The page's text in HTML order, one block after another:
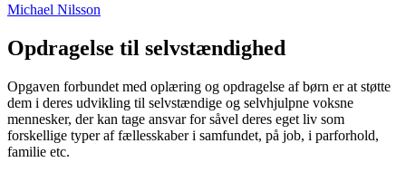
Michael Nilsson
Opdragelse til selvstændighed
Opgaven forbundet med oplæring og opdragelse af børn er at støtte
dem i deres udvikling til selvstændige og selvhjulpne voksne
mennesker, der kan tage ansvar for såvel deres eget liv som
forskellige typer af fællesskaber i samfundet, på job, i parforhold,
familie etc.